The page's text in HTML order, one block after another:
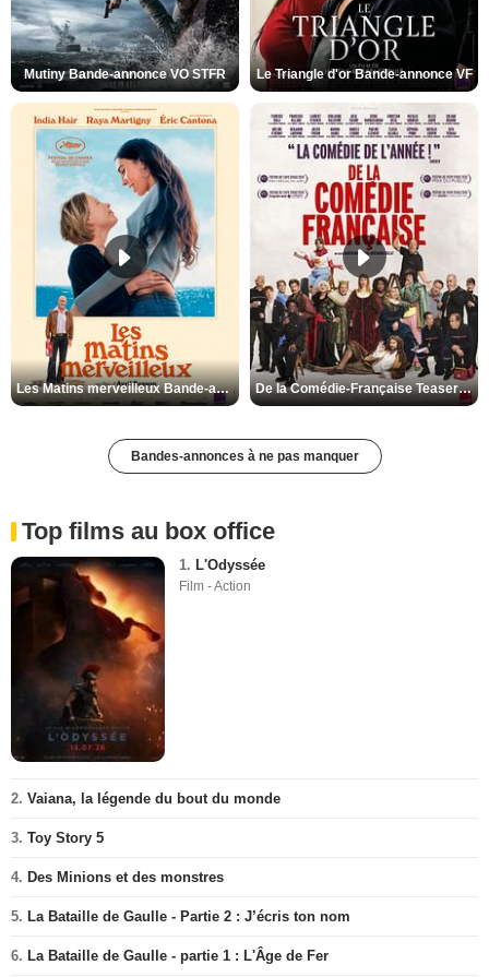
Mutiny Bande-annonce VO STFR Le Triangle d'or Bande-annonce VF
Les Matins merveilleux Bande-annonce VF De la Comédie-Française Teaser VF
Bandes-annonces à ne pas manquer
Top films au box office
1. L'Odyssée
Film - Action
2. Vaiana, la légende du bout du monde
3. Toy Story 5
4. Des Minions et des monstres
5. La Bataille de Gaulle - Partie 2 : J’écris ton nom
6. La Bataille de Gaulle - partie 1 : L'Âge de Fer